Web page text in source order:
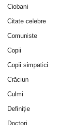
Ciobani
Citate celebre
Comuniste
Copii
Copii simpatici
Crăciun
Culmi
Definiţie
Doctori